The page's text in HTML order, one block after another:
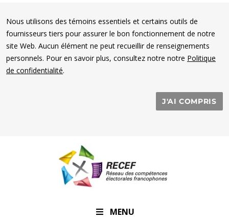
Nous utilisons des témoins essentiels et certains outils de
fournisseurs tiers pour assurer le bon fonctionnement de notre
site Web. Aucun élément ne peut recueillir de renseignements
personnels. Pour en savoir plus, consultez notre notre Politique
de confidentialité.
J'AI COMPRIS
MENU